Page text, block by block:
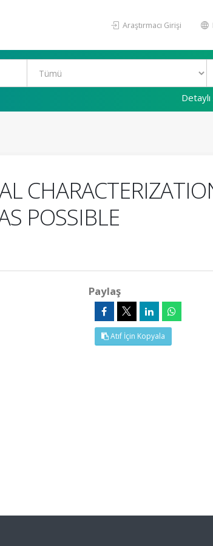
Araştırmacı Girişi
POSSIBLE
Paylaş
Atıf İçin Kopyala